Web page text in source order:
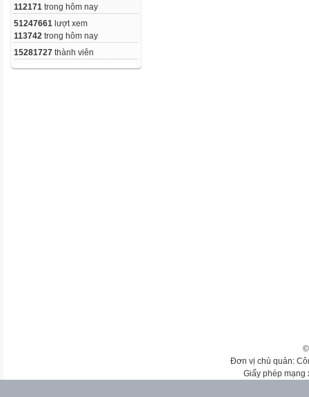
112171 trong hôm nay
51247661 lượt xem
113742 trong hôm nay
15281727 thành viên
Đơn vị chủ quản:
Giấy phép mạng